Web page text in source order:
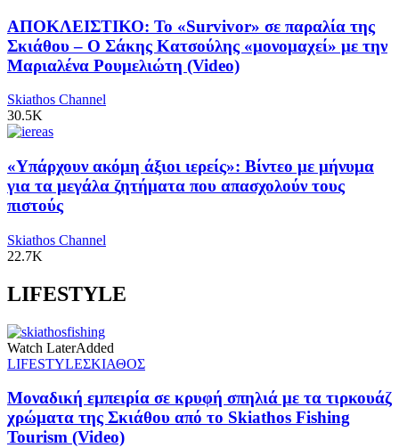
ΑΠΟΚΛΕΙΣΤΙΚΟ: Το «Survivor» σε παραλία της
Σκιάθου – Ο Σάκης Κατσούλης «μονομαχεί» με την
Μαριαλένα Ρουμελιώτη (Video)
Skiathos Channel
30.5K
«Υπάρχουν ακόμη άξιοι ιερείς»: Βίντεο με μήνυμα
για τα μεγάλα ζητήματα που απασχολούν τους
πιστούς
Skiathos Channel
22.7K
LIFESTYLE
Watch LaterAdded
LIFESTYLEΣΚΙΑΘΟΣ
Μοναδική εμπειρία σε κρυφή σπηλιά με τα τιρκουάζ
χρώματα της Σκιάθου από το Skiathos Fishing
Tourism (Video)